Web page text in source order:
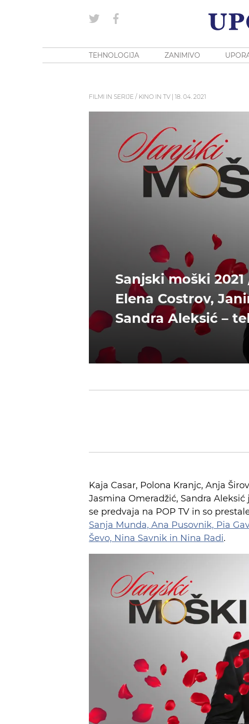
TEHNOLOGIJA ZANIMIVO
FILMI IN SERIJE / KINO IN TV 18. 04. 2021
Sanjski moški
Elena Costrov,
Sandra Aleksić –
Kaja Casar, Polona Kranjc, Anja
Jasmina Omeradžić, Sandra
se predvaja na POP TV in so
Sanja Munda, Ana Pusovnik, Pia
Ševo, Nina Savnik in Nina Radi.